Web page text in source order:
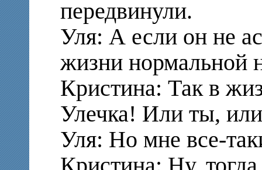
передвинули.
Уля: А если он не
жизни нормальной
Кристина: Так в
Улечка! Или ты,
Уля: Но мне все-